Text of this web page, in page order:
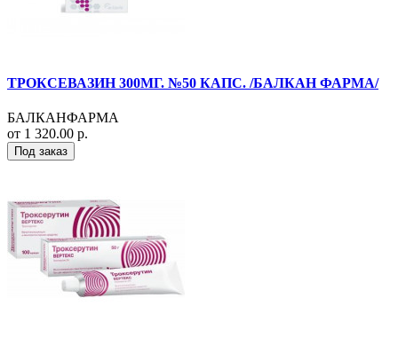
ТРОКСЕВАЗИН 300МГ. №50 КАПС. /БАЛКАН ФАРМА/
БАЛКАНФАРМА
от 1 320.00 р.
Под заказ